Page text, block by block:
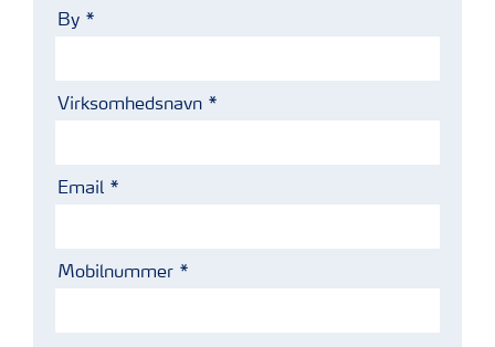
By
Virksomhedsnavn
Email
Mobilnummer